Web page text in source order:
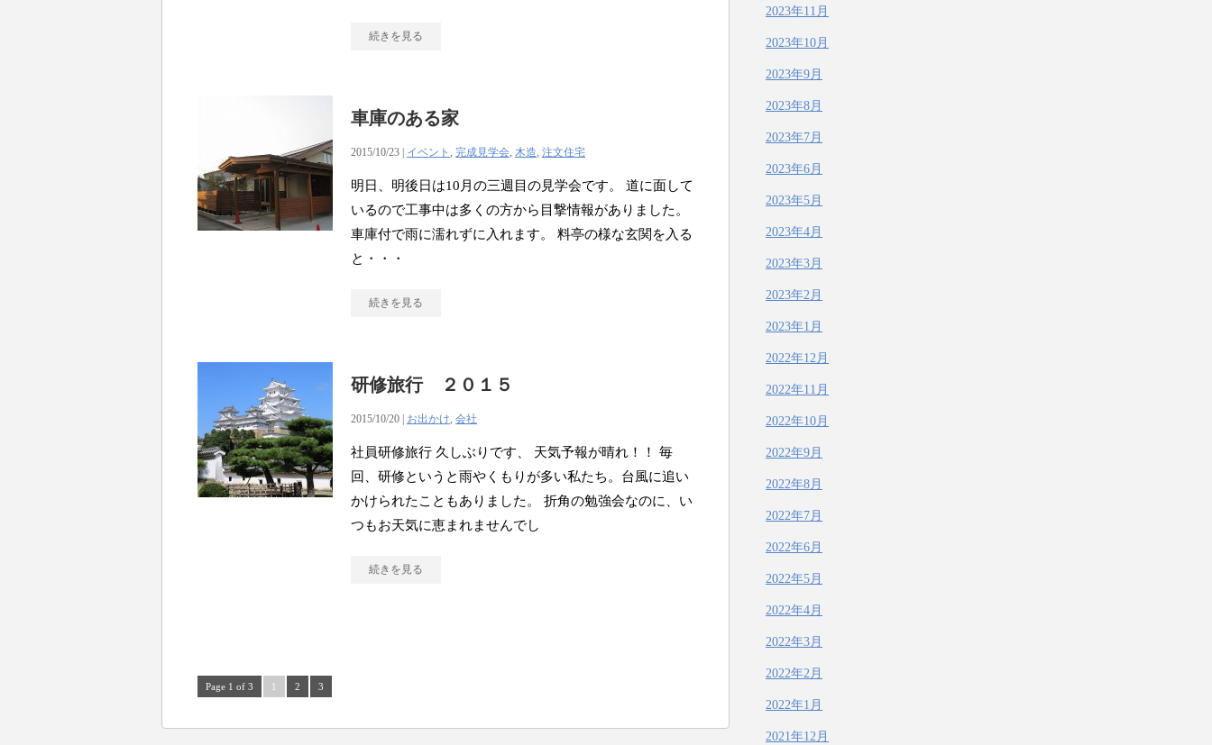
続きを見る
車庫のある家
2015/10/23 | イベント , 完成見学会, 木造, 注文住宅
明日、明後日は10月の三週目の見学会です。 道に面して
いるので工事中は多くの方から目撃情報がありました。
車庫付で雨に濡れずに入れます。 料亭の様な玄関を入る
と・・・
続きを見る
研修旅行 ２０１５
2015/10/20 | お出かけ, 会社
社員研修旅行 久しぶりです、 天気予報が晴れ！！ 毎
回、研修というと雨やくもりが多い私たち。台風に追い
かけられたこともありました。 折角の勉強会なのに、い
つもお天気に恵まれませんでし
続きを見る
Page 1 of 3 1 2 3
2023年11月
2023年10月
2023年9月
2023年8月
2023年7月
2023年6月
2023年5月
2023年4月
2023年3月
2023年2月
2023年1月
2022年12月
2022年11月
2022年10月
2022年9月
2022年8月
2022年7月
2022年6月
2022年5月
2022年4月
2022年3月
2022年2月
2022年1月
2021年12月